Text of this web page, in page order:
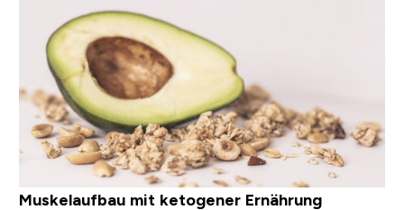
Muskelaufbau mit ketogener Ernährung